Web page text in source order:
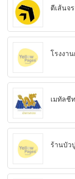
ตีเส้นจ
โรงงา
เมทัลชี
ร้านบัว